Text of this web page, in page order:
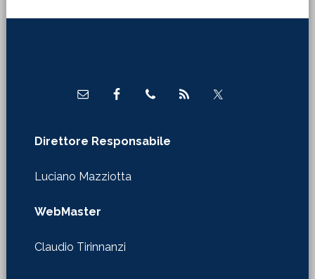
Direttore Responsabile
Luciano Mazziotta
WebMaster
Claudio Tirinnanzi